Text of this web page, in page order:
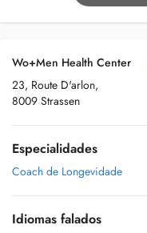
Wo+Men Health Center
23, Route D'arlon,
8009 Strassen
Especialidades
Coach de Longevidade
Idiomas falados